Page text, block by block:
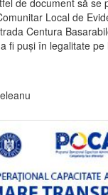
Local de
Centura
fi puși în legalitate pe